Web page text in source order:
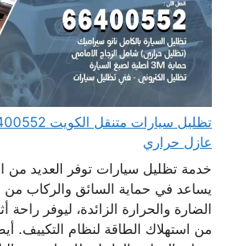
عازل حراري
خدمة تظليل سيارات توفر العديد من
يساعد في حماية السائق والركاب
الضارة والحرارة الزائدة، ليوفر راحة
من استهلاك الطاقة لنظام التكييف.